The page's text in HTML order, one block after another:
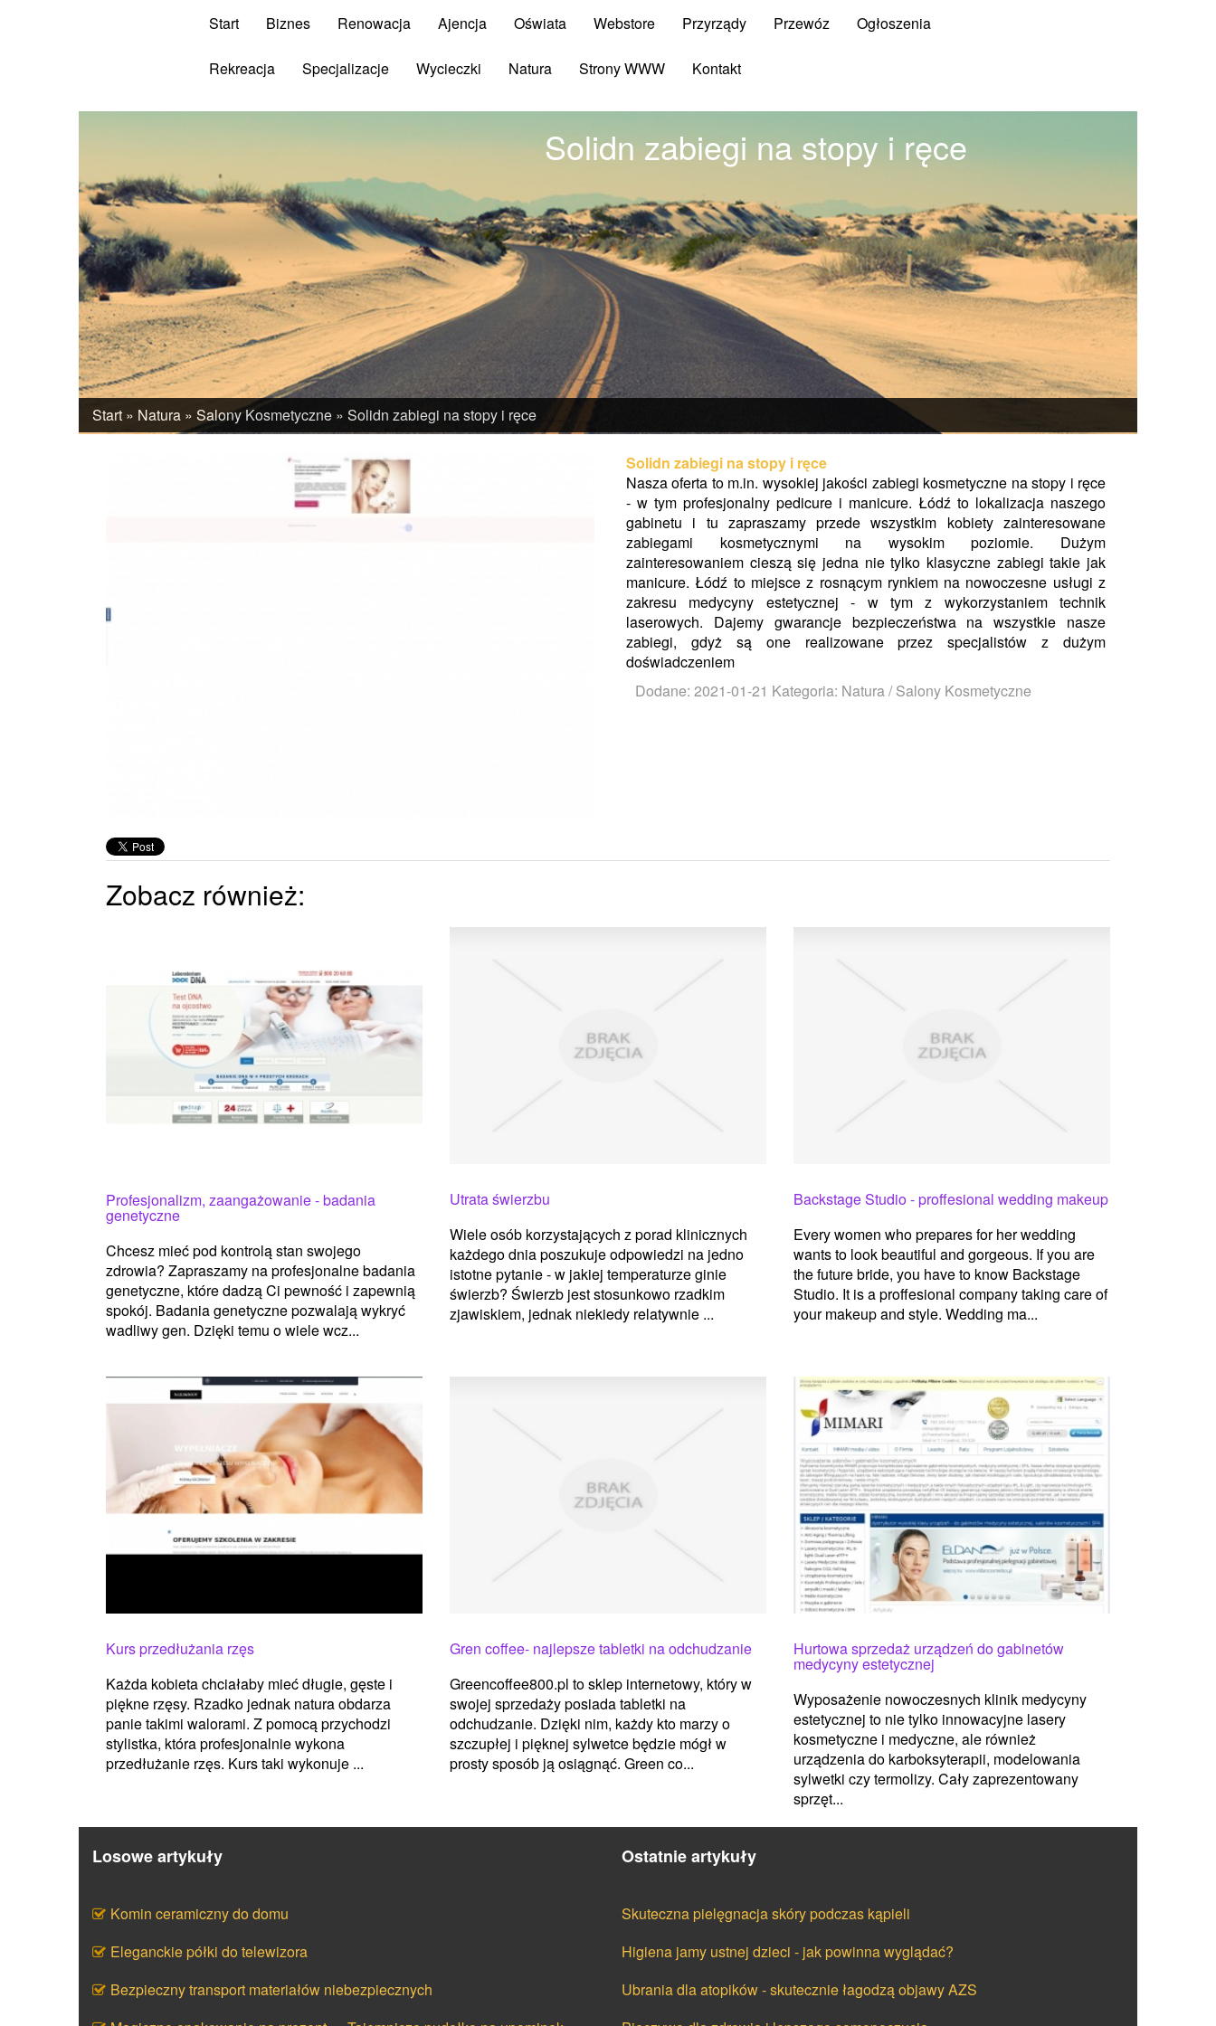
Start Biznes Renowacja Ajencja Oświata Webstore Przyrządy Przewóz Ogłoszenia
Rekreacja Specjalizacje Wycieczki Natura Strony WWW Kontakt
Solidn zabiegi na stopy i ręce
Start » Natura » Salony Kosmetyczne » Solidn zabiegi na stopy i ręce
Solidn zabiegi na stopy i ręce
Nasza oferta to m.in. wysokiej jakości zabiegi kosmetyczne na stopy i ręce
- w tym profesjonalny pedicure i manicure. Łódź to lokalizacja naszego
gabinetu i tu zapraszamy przede wszystkim kobiety zainteresowane
zabiegami kosmetycznymi na wysokim poziomie. Dużym
zainteresowaniem cieszą się jedna nie tylko klasyczne zabiegi takie jak
manicure. Łódź to miejsce z rosnącym rynkiem na nowoczesne usługi z
zakresu medycyny estetycznej - w tym z wykorzystaniem technik
laserowych. Dajemy gwarancje bezpieczeństwa na wszystkie nasze
zabiegi, gdyż są one realizowane przez specjalistów z dużym
doświadczeniem
Dodane: 2021-01-21 Kategoria: Natura / Salony Kosmetyczne
Zobacz również:
Profesjonalizm, zaangażowanie - badania
genetyczne
Chcesz mieć pod kontrolą stan swojego
zdrowia? Zapraszamy na profesjonalne badania
genetyczne, które dadzą Ci pewność i zapewnią
spokój. Badania genetyczne pozwalają wykryć
wadliwy gen. Dzięki temu o wiele wcz...
Utrata świerzbu
Wiele osób korzystających z porad klinicznych
każdego dnia poszukuje odpowiedzi na jedno
istotne pytanie - w jakiej temperaturze ginie
świerzb? Świerzb jest stosunkowo rzadkim
zjawiskiem, jednak niekiedy relatywnie ...
Backstage Studio - proffesional wedding makeup
Every women who prepares for her wedding
wants to look beautiful and gorgeous. If you are
the future bride, you have to know Backstage
Studio. It is a proffesional company taking care of
your makeup and style. Wedding ma...
Kurs przedłużania rzęs
Każda kobieta chciałaby mieć długie, gęste i
piękne rzęsy. Rzadko jednak natura obdarza
panie takimi walorami. Z pomocą przychodzi
stylistka, która profesjonalnie wykona
przedłużanie rzęs. Kurs taki wykonuje ...
Gren coffee- najlepsze tabletki na odchudzanie
Greencoffee800.pl to sklep internetowy, który w
swojej sprzedaży posiada tabletki na
odchudzanie. Dzięki nim, każdy kto marzy o
szczupłej i pięknej sylwetce będzie mógł w
prosty sposób ją osiągnąć. Green co...
Hurtowa sprzedaż urządzeń do gabinetów
medycyny estetycznej
Wyposażenie nowoczesnych klinik medycyny
estetycznej to nie tylko innowacyjne lasery
kosmetyczne i medyczne, ale również
urządzenia do karboksyterapii, modelowania
sylwetki czy termolizy. Cały zaprezentowany
sprzęt...
Losowe artykuły
Komin ceramiczny do domu
Eleganckie półki do telewizora
Bezpieczny transport materiałów niebezpiecznych
Ostatnie artykuły
Skuteczna pielęgnacja skóry podczas kąpieli
Higiena jamy ustnej dzieci - jak powinna wyglądać?
Ubrania dla atopików - skutecznie łagodzą objawy AZS